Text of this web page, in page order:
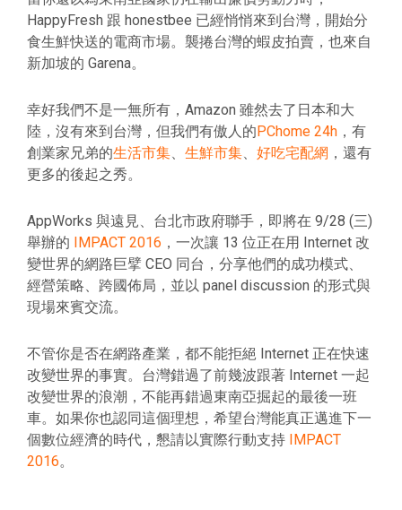
HappyFresh 跟 honestbee 已經悄悄來到台灣，開始分
食生鮮快送的電商市場。襲捲台灣的蝦皮拍賣，也來自
新加坡的 Garena。
幸好我們不是一無所有，Amazon 雖然去了日本和大
陸，沒有來到台灣，但我們有傲人的PChome 24h ，有
創業家兄弟的生活市集、 生鮮市集、 好吃宅配網 ，還有
更多的後起之秀。
AppWorks 與遠見、台北市政府聯手，即將在 9/28 (三)
舉辦的 IMPACT 2016 ，一次讓 13 位正在用 Internet 改
變世界的網路巨擘 CEO 同台，分享他們的成功模式、
經營策略、跨國佈局，並以 panel discussion 的形式與
現場來賓交流。
不管你是否在網路產業，都不能拒絕 Internet 正在快速
改變世界的事實。台灣錯過了前幾波跟著 Internet 一起
改變世界的浪潮，不能再錯過東南亞掘起的最後一班
車。如果你也認同這個理想，希望台灣能真正邁進下一
個數位經濟的時代，懇請以實際行動支持 IMPACT
2016。